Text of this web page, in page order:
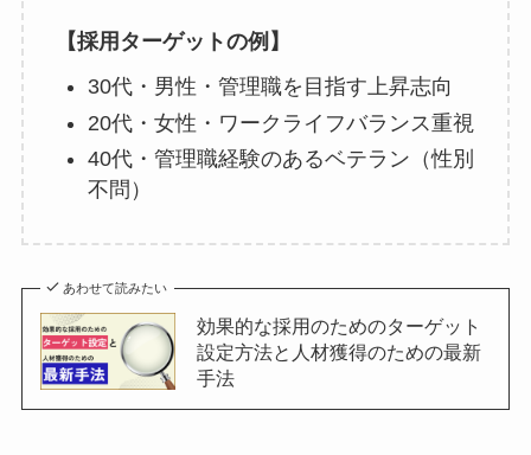
【採用ターゲットの例】
30代・男性・管理職を目指す上昇志向
20代・女性・ワークライフバランス重視
40代・管理職経験のあるベテラン（性別
不問）
あわせて読みたい
効果的な採用のためのターゲット
設定方法と人材獲得のための最新
手法